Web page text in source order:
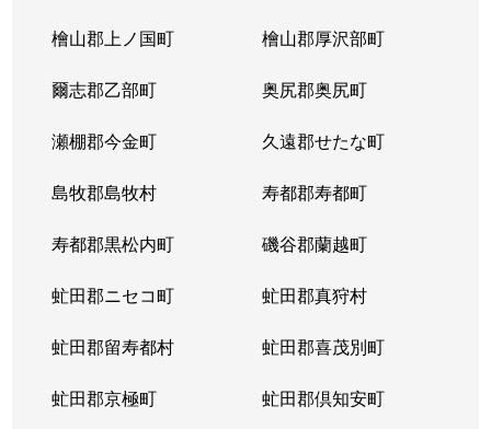
檜山郡上ノ国町 檜山郡厚沢部町
爾志郡乙部町 奥尻郡奥尻町
瀬棚郡今金町 久遠郡せたな町
島牧郡島牧村 寿都郡寿都町
寿都郡黒松内町 磯谷郡蘭越町
虻田郡ニセコ町 虻田郡真狩村
虻田郡留寿都村 虻田郡喜茂別町
虻田郡京極町 虻田郡倶知安町